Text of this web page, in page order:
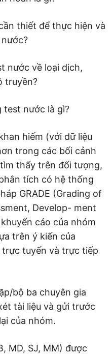
thiết để thực hiện và
nước về loại dịch,
truyền?
test nước là gì?
hiếm (với dữ liệu
trong các bối cảnh
thấy trên đối tượng,
tích có hệ thống
GRADE (Grading of
Develop- ment
cáo của nhóm
trên ý kiến của
trực tuyến và trực tiếp
bộ ba chuyên gia
tài liệu và gửi trước
của nhóm.
MD, SJ, MM) được